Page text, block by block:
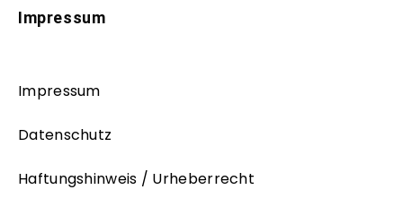
Impressum
Impressum
Datenschutz
Haftungshinweis / Urheberrecht